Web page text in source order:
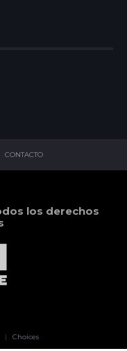
CONTACTO
los derechos
| Choices